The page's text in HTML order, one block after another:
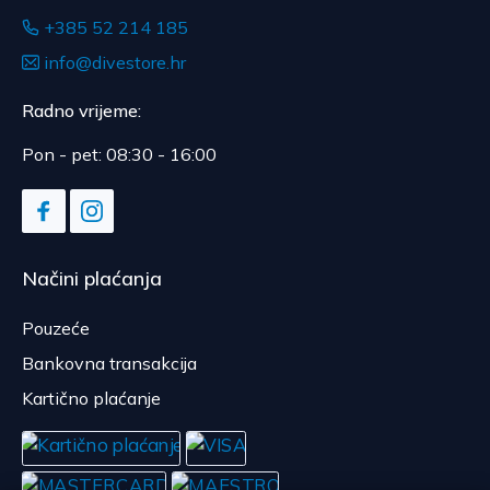
+385 52 214 185
info@divestore.hr
Radno vrijeme:
Pon - pet: 08:30 - 16:00
Načini plaćanja
Pouzeće
Bankovna transakcija
Kartično plaćanje